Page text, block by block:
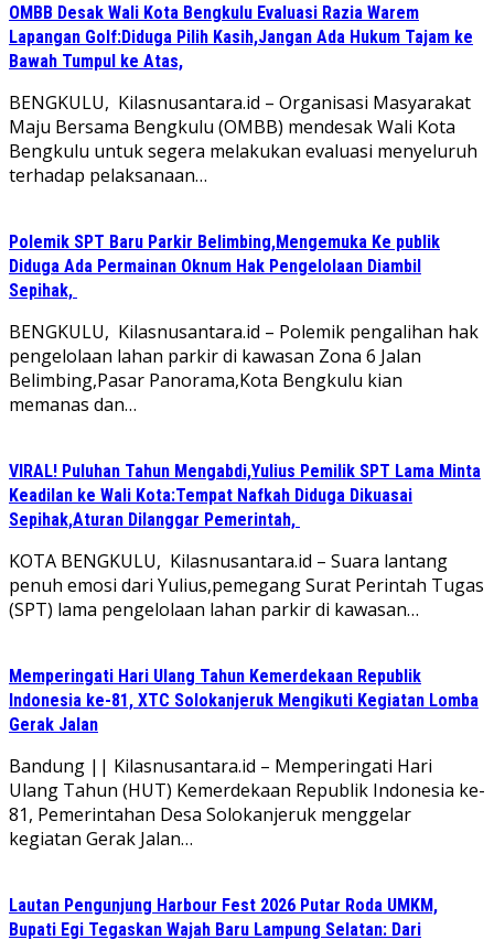
OMBB Desak Wali Kota Bengkulu Evaluasi Razia Warem
Lapangan Golf:Diduga Pilih Kasih,Jangan Ada Hukum Tajam ke
Bawah Tumpul ke Atas,
BENGKULU, Kilasnusantara.id – Organisasi Masyarakat
Maju Bersama Bengkulu (OMBB) mendesak Wali Kota
Bengkulu untuk segera melakukan evaluasi menyeluruh
terhadap pelaksanaan…
Polemik SPT Baru Parkir Belimbing,Mengemuka Ke publik
Diduga Ada Permainan Oknum Hak Pengelolaan Diambil
Sepihak,
BENGKULU, Kilasnusantara.id – Polemik pengalihan hak
pengelolaan lahan parkir di kawasan Zona 6 Jalan
Belimbing,Pasar Panorama,Kota Bengkulu kian
memanas dan…
VIRAL! Puluhan Tahun Mengabdi,Yulius Pemilik SPT Lama Minta
Keadilan ke Wali Kota:Tempat Nafkah Diduga Dikuasai
Sepihak,Aturan Dilanggar Pemerintah,
KOTA BENGKULU, Kilasnusantara.id – Suara lantang
penuh emosi dari Yulius,pemegang Surat Perintah Tugas
(SPT) lama pengelolaan lahan parkir di kawasan…
Memperingati Hari Ulang Tahun Kemerdekaan Republik
Indonesia ke-81, XTC Solokanjeruk Mengikuti Kegiatan Lomba
Gerak Jalan
Bandung || Kilasnusantara.id – Memperingati Hari
Ulang Tahun (HUT) Kemerdekaan Republik Indonesia ke-
81, Pemerintahan Desa Solokanjeruk menggelar
kegiatan Gerak Jalan…
Lautan Pengunjung Harbour Fest 2026 Putar Roda UMKM,
Bupati Egi Tegaskan Wajah Baru Lampung Selatan: Dari